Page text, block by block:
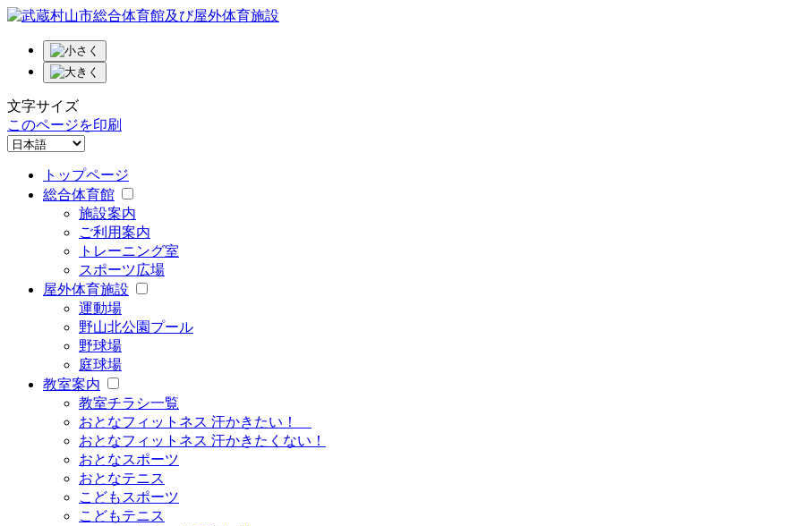
文字サイズ
このページを印刷
トップページ
総合体育館
施設案内
ご利用案内
トレーニング室
スポーツ広場
屋外体育施設
運動場
野山北公園プール
野球場
庭球場
教室案内
教室チラシ一覧
おとなフィットネス 汗かきたい！
おとなフィットネス 汗かきたくない！
おとなスポーツ
おとなテニス
こどもスポーツ
こどもテニス